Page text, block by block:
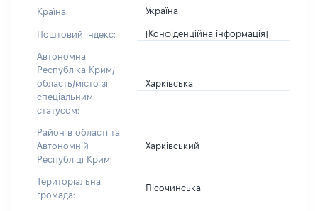
Країна: Україна
Поштовий індекс: [Конфіденційна інформація]
Автономна
Республіка Крим/
область/місто зі
спеціальним
статусом:
Харківська
Район в області та
Автономній
Республіці Крим:
Харківський
Територіальна
громада:
Пісочинська